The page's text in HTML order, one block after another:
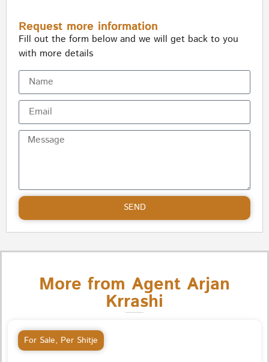
Request more information
Fill out the form below and we will get back to you
with more details
SEND
More from Agent Arjan
Krrashi
For Sale, Per Shitje